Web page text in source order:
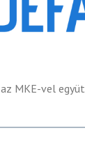
az MKE-vel